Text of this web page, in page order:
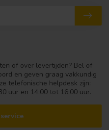
of over levertijden? Bel of
en geven graag vakkundig
telefonische helpdesk zijn:
uur en 14:00 tot 16:00 uur.